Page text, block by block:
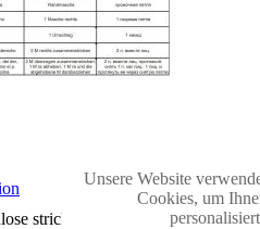
strickmuster
Unsere Website
Cookies, um